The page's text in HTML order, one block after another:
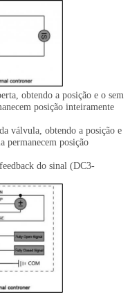
obtendo a posição e o sem
posição inteiramente
válvula, obtendo a posição e
permanecem posição
do sinal (DC3-